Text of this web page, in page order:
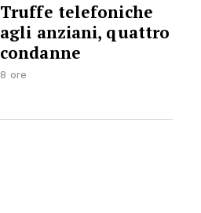
Truffe telefoniche
agli anziani, quattro
condanne
8 ore